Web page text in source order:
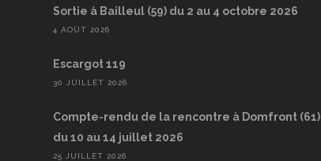
Sortie à Bailleul (59) du 2 au 4 octobre 2026
4 AOÛT 2026
Escargot 119
30 JUILLET 2026
Compte-rendu de la rencontre à Domfront (61)
du 10 au 14 juillet 2026
25 JUILLET 2026